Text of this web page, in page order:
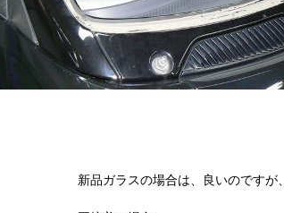
新品ガラスの場合は、良いのですが、